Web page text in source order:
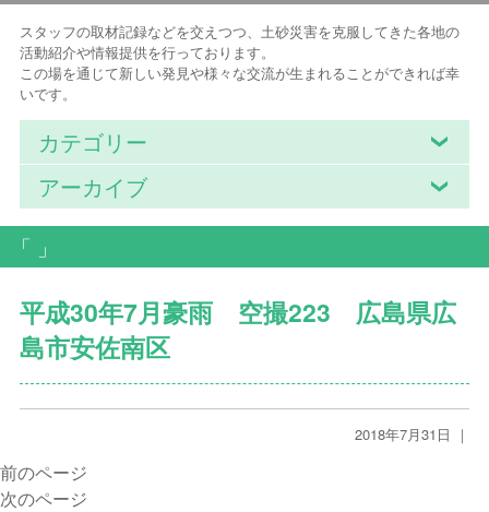
スタッフの取材記録などを交えつつ、土砂災害を克服してきた各地の
活動紹介や情報提供を行っております。
この場を通じて新しい発見や様々な交流が生まれることができれば幸
いです。
カテゴリー
アーカイブ
「 」
平成30年7月豪雨 空撮223 広島県広
島市安佐南区
2018年7月31日 ｜
前のページ
次のページ